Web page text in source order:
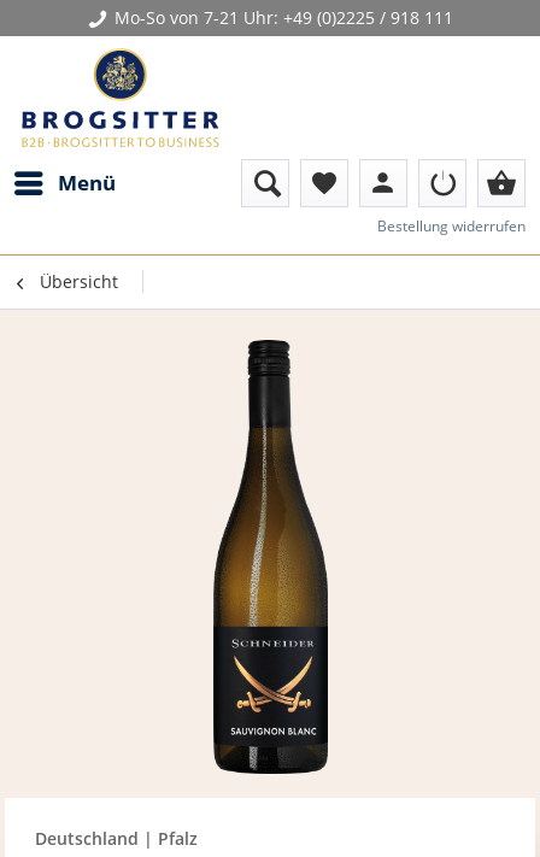
Mo-So von 7-21 Uhr: +49 (0)2225 / 918 111
Menü favorite person shopping_basket
Bestellung widerrufen
Übersicht
Deutschland | Pfalz